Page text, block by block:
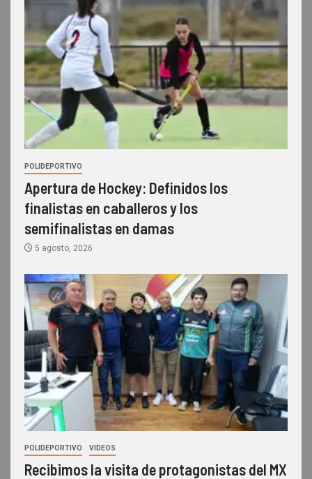
POLIDEPORTIVO
Apertura de Hockey: Definidos los
finalistas en caballeros y los
semifinalistas en damas
5 agosto, 2026
POLIDEPORTIVO VIDEOS
Recibimos la visita de protagonistas del MX